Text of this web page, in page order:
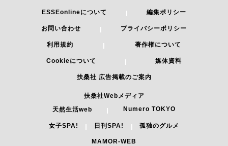
ESSEonlineについて 編集ポリシー
お問い合わせ プライバシーポリシー
利用規約 著作権について
Cookieについて 媒体資料
扶桑社 広告掲載のご案内
扶桑社Webメディア
天然生活web
Numero TOKYO
女子SPA! 日刊SPA! 孤独のグルメ
MAMOR-WEB